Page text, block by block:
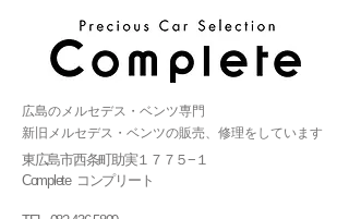
広島のメルセデス・ベンツ専門
新旧メルセデス・ベンツの販売、修理をしています
東広島市西条町助実１７７５−１
Complete コンプリート